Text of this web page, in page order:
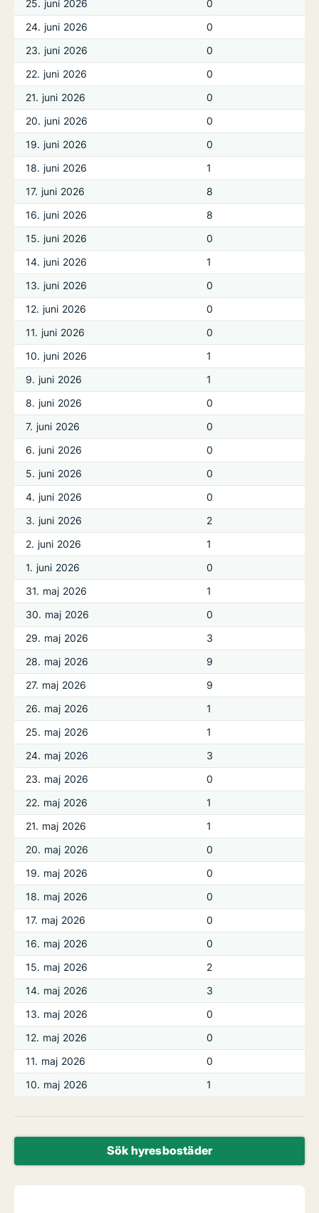
25. juni 2026
0
24. juni 2026
0
23. juni 2026
0
22. juni 2026
0
21. juni 2026
0
20. juni 2026
0
19. juni 2026
0
18. juni 2026
1
17. juni 2026
8
16. juni 2026
8
15. juni 2026
0
14. juni 2026
1
13. juni 2026
0
12. juni 2026
0
11. juni 2026
0
10. juni 2026
1
9. juni 2026
1
8. juni 2026
0
7. juni 2026
0
6. juni 2026
0
5. juni 2026
0
4. juni 2026
0
3. juni 2026
2
2. juni 2026
1
1. juni 2026
0
31. maj 2026
1
30. maj 2026
0
29. maj 2026
3
28. maj 2026
9
27. maj 2026
9
26. maj 2026
1
25. maj 2026
1
24. maj 2026
3
23. maj 2026
0
22. maj 2026
1
21. maj 2026
1
20. maj 2026
0
19. maj 2026
0
18. maj 2026
0
17. maj 2026
0
16. maj 2026
0
15. maj 2026
2
14. maj 2026
3
13. maj 2026
0
12. maj 2026
0
11. maj 2026
0
10. maj 2026
1
Sök hyresbostäder